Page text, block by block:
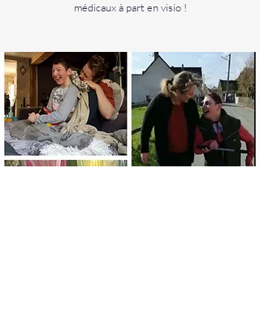
médicaux à part en visio !